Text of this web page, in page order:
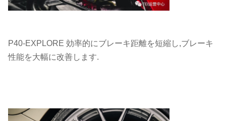
P40-EXPLORE 効率的にブレーキ距離を短縮し,ブレーキ
性能を大幅に改善します.